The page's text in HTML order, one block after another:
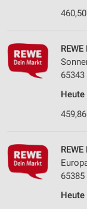
Heute
Heute